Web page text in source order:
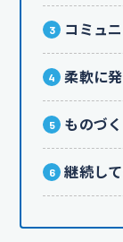
コミュ
柔軟に
ものづ
継続し